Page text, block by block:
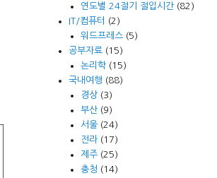
연도별 24절기 절입시간(82)
IT/컴퓨터
(2)
워드프레스(5)
공부자료 (15)
논리학(15)
국내여행 (88)
경상(3)
부산(9)
서울(24)
전라(17)
제주(25)
충청 (14)